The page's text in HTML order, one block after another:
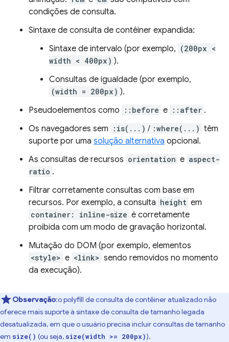
condições de consulta.
Sintaxe de consulta de contêiner expandida:
Sintaxe de intervalo (por exemplo, (200px <
width < 400px) ).
Consultas de igualdade (por exemplo,
(width = 200px) ).
Pseudoelementos como
::before e ::after .
Os navegadores sem
:is(...) / :where(...) têm
suporte por uma solução alternativa opcional.
As consultas de recursos orientation e aspect-
ratio .
Filtrar corretamente consultas com base em
recursos. Por exemplo, a consulta height em
container: inline-size é corretamente
proibida com um modo de gravação horizontal.
Mutação do DOM (por exemplo, elementos
<style> e <link> sendo removidos no momento
da execução).
Observação:o polyfill de consulta de contêiner atualizado não
oferece mais suporte à sintaxe de consulta de tamanho legada
desatualizada, em que o usuário precisa incluir consultas de tamanho
em size() (ou seja, size(width >= 200px)).